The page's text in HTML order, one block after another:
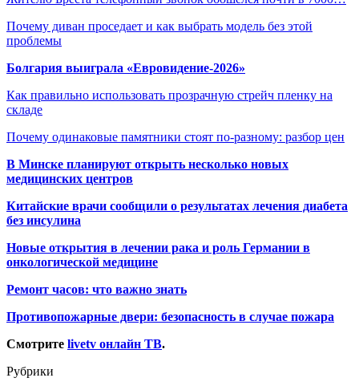
Почему диван проседает и как выбрать модель без этой
проблемы
Болгария выиграла «Евровидение-2026»
Как правильно использовать прозрачную стрейч пленку на
складе
Почему одинаковые памятники стоят по-разному: разбор цен
В Минске планируют открыть несколько новых
медицинских центров
Китайские врачи сообщили о результатах лечения диабета
без инсулина
Новые открытия в лечении рака и роль Германии в
онкологической медицине
Ремонт часов: что важно знать
Противопожарные двери: безопасность в случае пожара
Смотрите livetv онлайн ТВ.
Рубрики